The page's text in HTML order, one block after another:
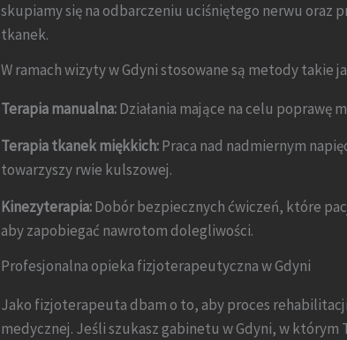
skupiamy się na odbarczeniu uciśniętego nerwu oraz
tkanek.
W ramach wizyty w Gdyni stosowane są metody takie
Terapia manualna:Działania mające na celu poprawę
Terapia tkanek miękkich:Praca nad nadmiernym
towarzyszy rwie kulszowej.
Kinezyterapia:Dobór bezpiecznych ćwiczeń, które
aby zapobiegać nawrotom dolegliwości.
Profesjonalna opieka fizjoterapeutyczna w Gdyni
Jako fizjoterapeuta dbam o to, aby proces
medycznej. Jeśli szukasz gabinetu w Gdyni, w